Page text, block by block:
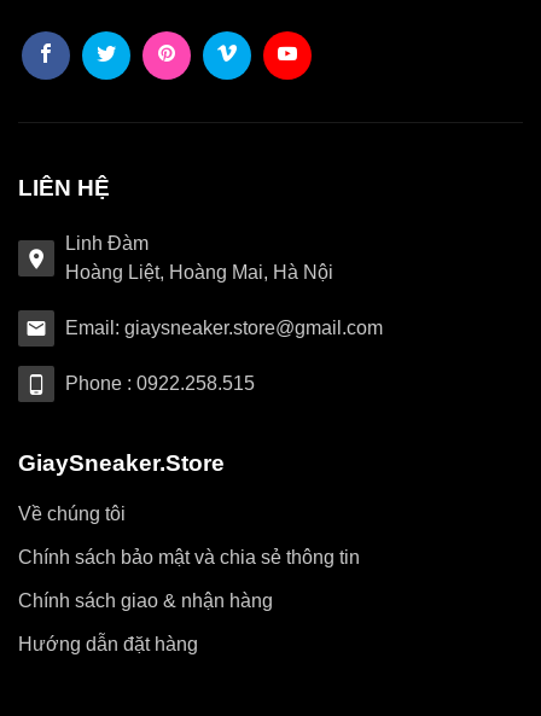
LIÊN HỆ
Linh Đàm
Hoàng Liệt, Hoàng Mai, Hà Nội
Email: giaysneaker.store@gmail.com
Phone : 0922.258.515
GiaySneaker.Store
Về chúng tôi
Chính sách bảo mật và chia sẻ thông tin
Chính sách giao & nhận hàng
Hướng dẫn đặt hàng